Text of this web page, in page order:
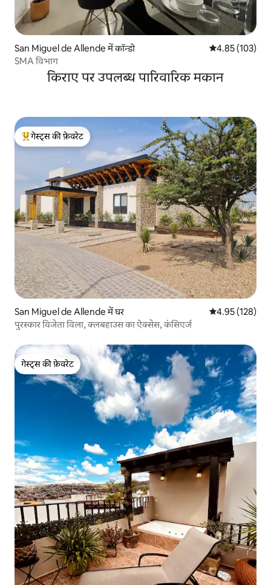
San Miguel de Allende में कॉन्डो औसत रेटिंग 5 में से
4.85 (103)
SMA विभाग
किराए पर उपलब्ध पारिवारिक मकान
गेस्ट्स का टॉप फ़ेवरेट
गेस्ट्स की फ़ेवरेट
San Miguel de Allende में घर औसत रेटिंग 5 में से
4.95 (128)
पुरस्कार विजेता विला, क्लबहाउस का ऐक्सेस, कंसिएर्ज
गेस्ट्स की फ़ेवरेट
गेस्ट्स की फ़ेवरेट